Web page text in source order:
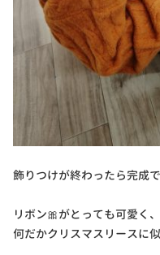
飾りつけが終わったら完成
リボン🎀がとっても可愛く
何だかクリスマスリースに似